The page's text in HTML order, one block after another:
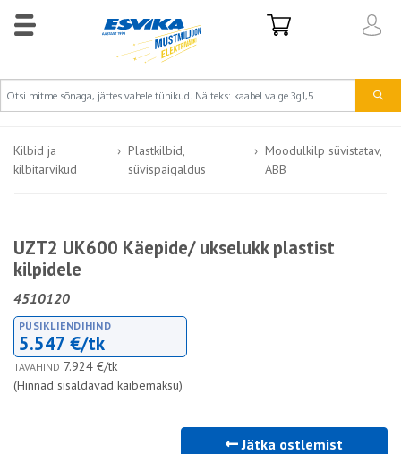
Kilbid ja
kilbitarvikud
Plastkilbid,
süvispaigaldus
Moodulkilp süvistatav,
ABB
UZT2 UK600 Käepide/ ukselukk plastist
kilpidele
4510120
PÜSIKLIENDIHIND
5.547 €/tk
TAVAHIND 7.924 €/tk
(Hinnad sisaldavad käibemaksu)
Jätka ostlemist